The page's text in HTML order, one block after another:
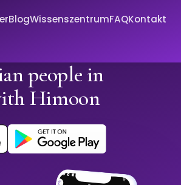
BlogWissenszentrumFAQKontakt
people in
Himoon